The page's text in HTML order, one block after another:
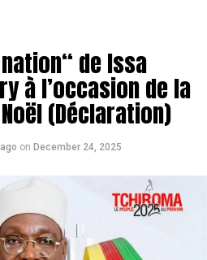
de Issa
à l’occasion de la
(Déclaration)
on December 24, 2025